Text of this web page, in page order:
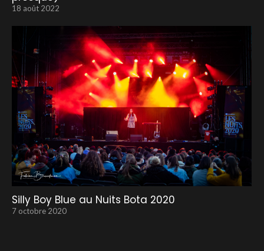
18 août 2022
Silly Boy Blue au Nuits Bota 2020
7 octobre 2020